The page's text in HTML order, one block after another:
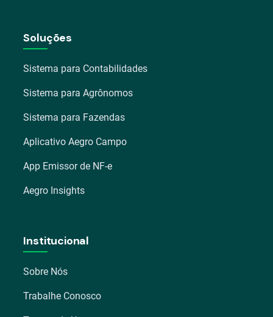
Soluções
Sistema para Contabilidades
Sistema para Agrônomos
Sistema para Fazendas
Aplicativo Aegro Campo
App Emissor de NF-e
Aegro Insights
Institucional
Sobre Nós
Trabalhe Conosco